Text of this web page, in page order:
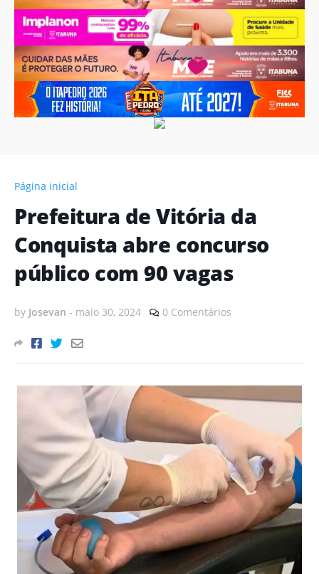
Página inicial
Prefeitura de Vitória da
Conquista abre concurso
público com 90 vagas
by Josevan - maio 30, 2024 0 Comentários